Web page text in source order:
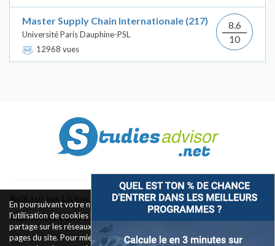
Master Supply Chain Internationale (217)
Université Paris Dauphine-PSL
12968 vues
8.6
10
Avis sur les Licences & Bachelors
Classement des Écoles
En poursuivant votre navigation sur ce site, vous acceptez
l'utilisation de cookies pour le fonctionnement des boutons de
partage sur les réseaux sociaux et la mesure d'audience des
pages du site. Pour mieux comprendre notre politique de